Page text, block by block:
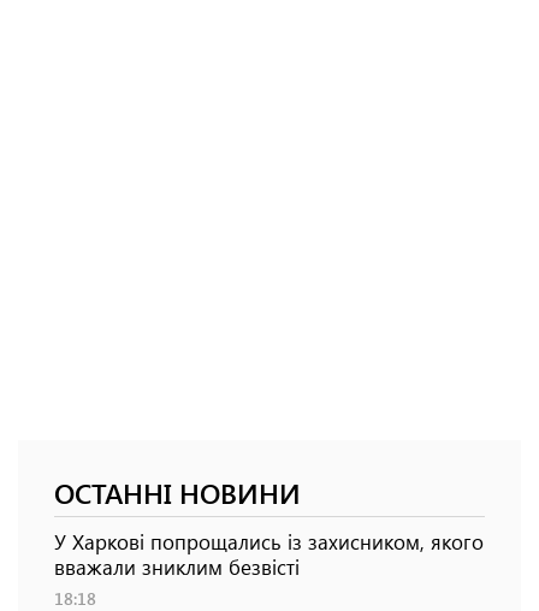
ОСТАННІ НОВИНИ
У Харкові попрощались із захисником, якого
вважали зниклим безвісті
18:18